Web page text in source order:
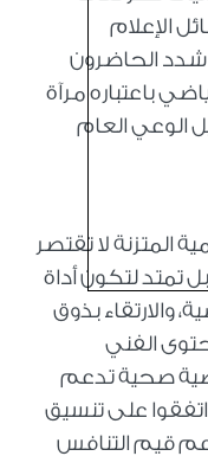
الإعلام
شدد الحاضرون
باعتباره مرآة
الوعي العام
المتزنة لا تقتصر
تمتد لتكون أداة
والارتقاء بذوق
الفني
صحية تدعم
على تنسيق
قيم التنافس